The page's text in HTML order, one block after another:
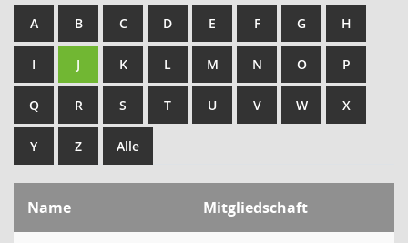
A B C D E F G H
I J K L M N O P
Q R S T U V W X
Y Z Alle
Name Mitgliedschaft